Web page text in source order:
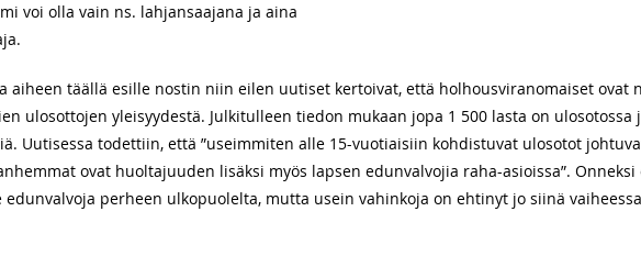
voi olla vain ns. lahjansaajana ja aina
aiheen täällä esille nostin niin eilen uutiset kertoivat, että holhousviranomaiset ovat
ulosottojen yleisyydestä. Julkitulleen tiedon mukaan jopa 1 500 lasta on ulosotossa
Uutisessa todettiin, että ”useimmiten alle 15-vuotiaisiin kohdistuvat ulosotot
ovat huoltajuuden lisäksi myös lapsen edunvalvojia raha-asioissa”. Onneksi
perheen ulkopuolelta, mutta usein vahinkoja on ehtinyt jo siinä